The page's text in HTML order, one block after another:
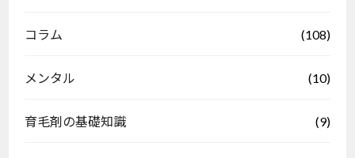
コラム (108)
メンタル (10)
育毛剤の基礎知識 (9)